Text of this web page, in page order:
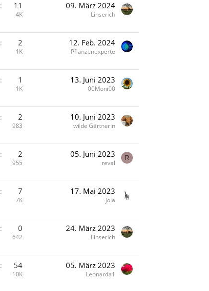
11
4K
09. März 2024
Linserich
2
1K
12. Feb. 2024
Pflanzenexperte
1
1K
13. Juni 2023
00Moni00
2
983
10. Juni 2023
wilde Gärtnerin
2
955
05. Juni 2023
reval
R
7
7K
17. Mai 2023
jola
0
642
24. März 2023
Linserich
54
10K
05. März 2023
Leonarda1